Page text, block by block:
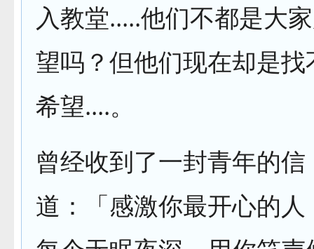
入教堂.....他们不都是大
望吗？但他们现在却是
希望....。
曾经收到了一封青年的
道：「感激你最开心的